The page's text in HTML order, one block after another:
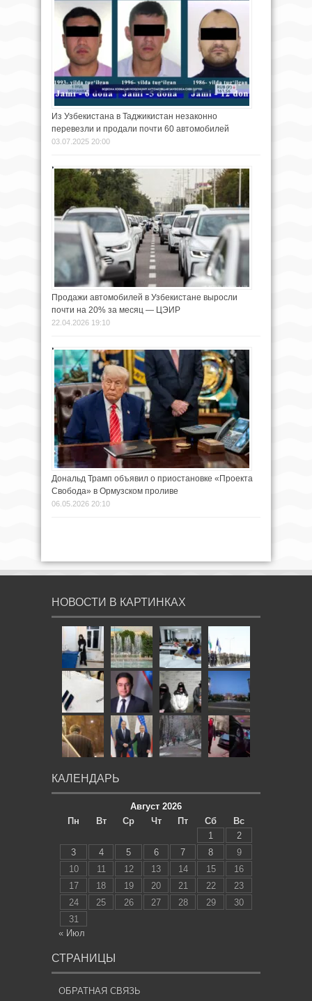
Из Узбекистана в Таджикистан незаконно
перевезли и продали почти 60 автомобилей
03.07.2025 20:00
Продажи автомобилей в Узбекистане выросли
почти на 20% за месяц — ЦЭИР
22.04.2026 19:10
Дональд Трамп объявил о приостановке «Проекта
Свобода» в Ормузском проливе
06.05.2026 20:10
НОВОСТИ В КАРТИНКАХ
КАЛЕНДАРЬ
Август 2026
Пн
Вт Ср Чт Пт Сб
Вс
1
2
3
4 5 6 7 8
9
10
11 12 13 14 15
16
17
18 19 20 21 22
23
24
25 26 27 28 29
30
31
« Июл
СТРАНИЦЫ
ОБРАТНАЯ СВЯЗЬ